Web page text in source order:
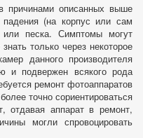
причинами описанных выше
падения (на корпус или сам
или песка. Симптомы могут
только через некоторое
данного производителя
и подвержен всякого рода
ремонт фотоаппаратов
точно сориентироваться
отдавая аппарат в ремонт,
могли спровоцировать